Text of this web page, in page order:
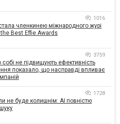
1016
членкинею міжнародного журі
Best Effie Awards
3759
собі не підвищують ефективність
показало, що насправді впливає
1728
не буде колишнім: AI повністю